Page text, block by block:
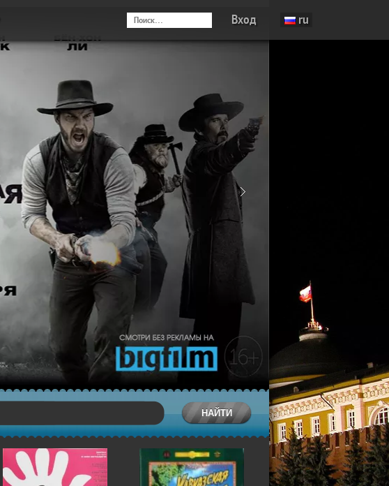
Вход ru